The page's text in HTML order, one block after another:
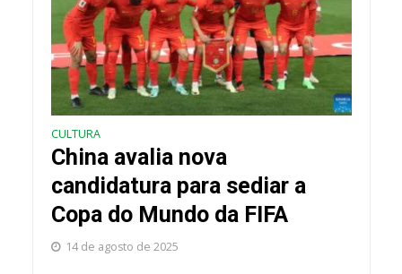
CULTURA
China avalia nova
candidatura para sediar a
Copa do Mundo da FIFA
14 de agosto de 2025